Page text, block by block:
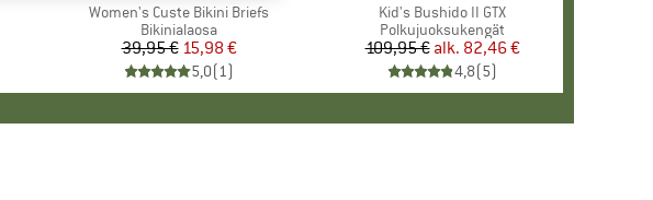
Tuote
Women's Custe Bikini Briefs
Tuoteryhmä
Bikinialaosa
Hinta
39,95 €Alennettu hinta
15,98 €
5,0(1)
Tuote
Kid's Bushido II GTX
Tuoteryhmä
Polkujuoksukengät
Hinta
109,95 € Alennettu hinta
alk. 82,46 €
4,8(5)